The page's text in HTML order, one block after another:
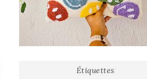
Étiquettes